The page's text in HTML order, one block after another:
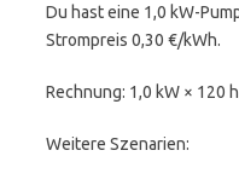
Du hast eine 1,0 kW-
Strompreis 0,30 €/kWh.
Rechnung: 1,0 kW × 120
Weitere Szenarien: